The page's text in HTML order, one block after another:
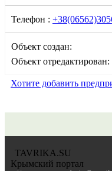
Телефон :
Объект создан:
Объект отредактирован:
Хотите добавить
TAVRIKA.SU
Крымский портал